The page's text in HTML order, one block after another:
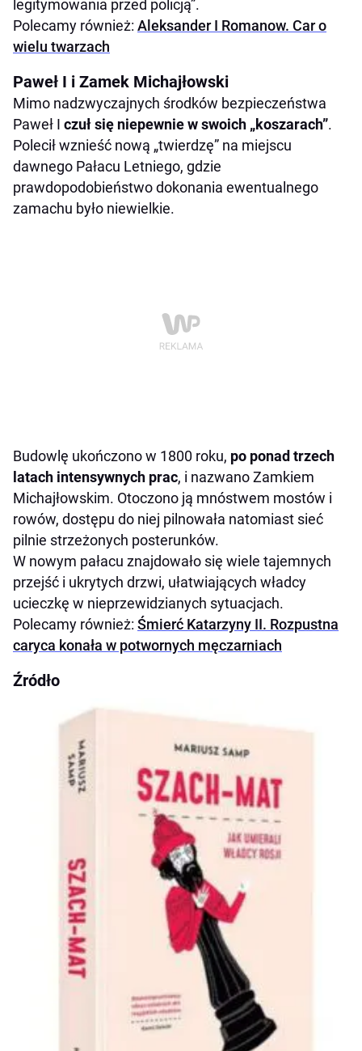
legitymowania przed policją”.
Polecamy również: Aleksander I Romanow. Car o
wielu twarzach
Paweł I i Zamek Michajłowski
Mimo nadzwyczajnych środków bezpieczeństwa
Paweł I czuł się niepewnie w swoich „koszarach”.
Polecił wznieść nową „twierdzę” na miejscu
dawnego Pałacu Letniego, gdzie
prawdopodobieństwo dokonania ewentualnego
zamachu było niewielkie.
Budowlę ukończono w 1800 roku, po ponad trzech
latach intensywnych prac, i nazwano Zamkiem
Michajłowskim. Otoczono ją mnóstwem mostów i
rowów, dostępu do niej pilnowała natomiast sieć
pilnie strzeżonych posterunków.
W nowym pałacu znajdowało się wiele tajemnych
przejść i ukrytych drzwi, ułatwiających władcy
ucieczkę w nieprzewidzianych sytuacjach.
Polecamy również: Śmierć Katarzyny II. Rozpustna
caryca konała w potwornych męczarniach
Źródło